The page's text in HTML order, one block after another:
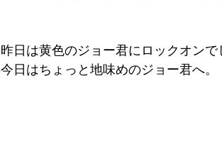
昨日は黄色のジョー君にロックオンで
今日はちょっと地味めのジョー君へ。